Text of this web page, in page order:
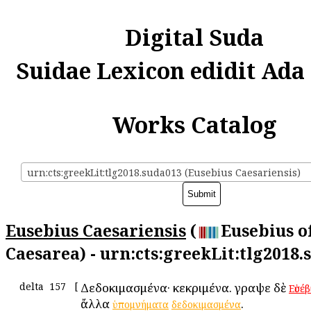
Digital Suda
Suidae Lexicon edidit
Works Catalog
urn:cts:greekLit:tlg2018.suda013 (Eusebius Caesariensis)
Eusebius Caesariensis (
Eusebius
Caesarea) -
delta 157 [ Δεδοκιμασμένα· κεκριμένα. ἔγραψε δὲ
ἄλλα ὑπομνήματα δεδοκιμασμένα.